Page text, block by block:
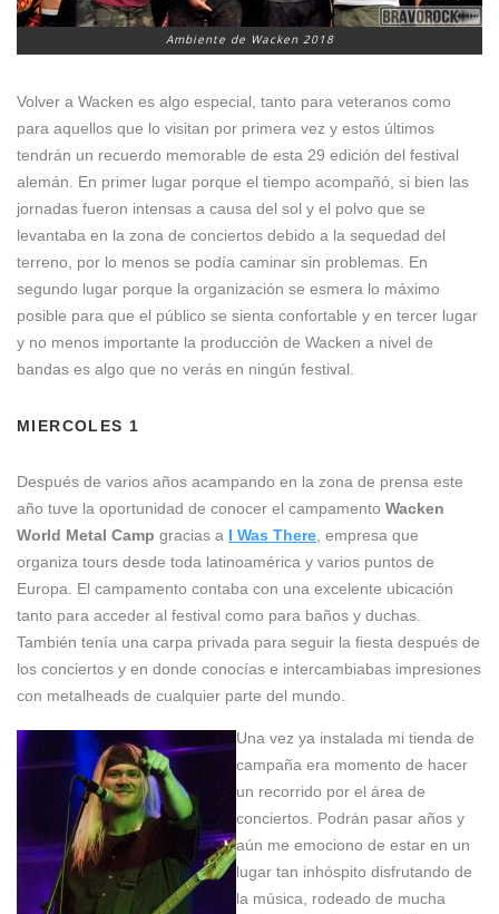
Ambiente de Wacken 2018
Volver a Wacken es algo especial, tanto para veteranos como
para aquellos que lo visitan por primera vez y estos últimos
tendrán un recuerdo memorable de esta 29 edición del festival
alemán. En primer lugar porque el tiempo acompañó, si bien las
jornadas fueron intensas a causa del sol y el polvo que se
levantaba en la zona de conciertos debido a la sequedad del
terreno, por lo menos se podía caminar sin problemas. En
segundo lugar porque la organización se esmera lo máximo
posible para que el público se sienta confortable y en tercer lugar
y no menos importante la producción de Wacken a nivel de
bandas es algo que no verás en ningún festival.
MIERCOLES 1
Después de varios años acampando en la zona de prensa este
año tuve la oportunidad de conocer el campamento Wacken
World Metal Camp gracias a I Was There , empresa que
organiza tours desde toda latinoamérica y varios puntos de
Europa. El campamento contaba con una excelente ubicación
tanto para acceder al festival como para baños y duchas.
También tenía una carpa privada para seguir la fiesta después de
los conciertos y en donde conocías e intercambiabas impresiones
con metalheads de cualquier parte del mundo.
Una vez ya instalada mi tienda de
campaña era momento de hacer
un recorrido por el área de
conciertos. Podrán pasar años y
aún me emociono de estar en un
lugar tan inhóspito disfrutando de
la música, rodeado de mucha